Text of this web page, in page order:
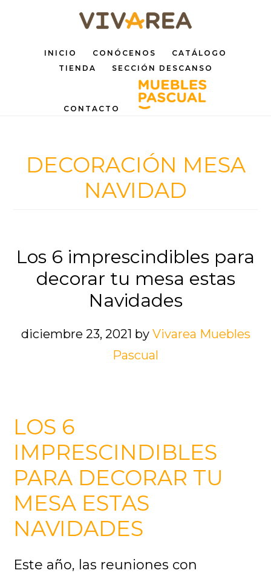
contenido
INICIO CONÓCENOS
CATÁLOGO
TIENDA
SECCIÓN DESCANSO
CONTACTO
DECORACIÓN MESA
NAVIDAD
Los 6 imprescindibles para
decorar tu mesa estas
Navidades
diciembre 23, 2021 by Vivarea Muebles
Pascual
LOS 6
IMPRESCINDIBLES
PARA DECORAR TU
MESA ESTAS
NAVIDADES
Este año, las reuniones con